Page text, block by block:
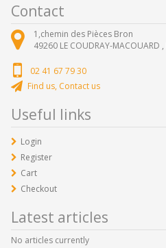
Contact
1,chemin des Pièces Bron
49260 LE COUDRAY-MACOUARD ,
02 41 67 79 30
Find us, Contact us
Useful links
Login
Register
Cart
Checkout
Latest articles
No articles currently